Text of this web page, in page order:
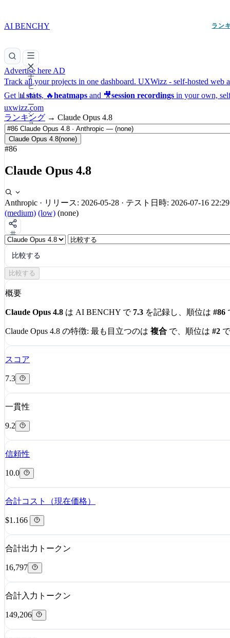
AI BENCHY ラン
ナ
ビ
ゲ
ー
シ
ョ
ン
Advertise here AD
Track all your projects in one dashboard. UXWizz - self-hosted web
Get 📊 stats, 🔥heatmaps and 🎥session recordings in your own,
uxwizz.com
ランキング → Claude Opus 4.8
Claude Opus 4.8(none)
#86
Claude Opus 4.8
Anthropic · リリース: 2026-05-28 · テスト日時: 2026-07-16 22:29
(medium) (low) (none)
共
有
比較する
比較する
概要
Claude Opus 4.8 は AI BENCHY で 7.3 を記録し、順位は #86
Claude Opus 4.8 の特徴: 最も目立つのは 複合 で、順位は #2
スコア
7.3
一貫性
9.2
信頼性
10.0
合計コスト（現在価格）
$1.166
合計出力トークン
16,797
合計入力トークン
149,206